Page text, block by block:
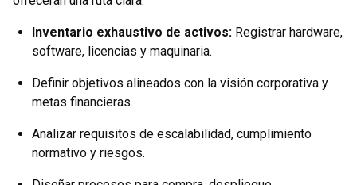
Inventario exhaustivo de activos: Registrar hardware,
software, licencias y maquinaria.
Definir objetivos alineados con la visión corporativa y
metas financieras.
Analizar requisitos de escalabilidad, cumplimiento
normativo y riesgos.